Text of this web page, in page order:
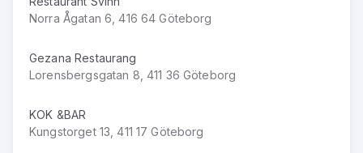
Norra Ågatan 6, 416 64 Göteborg
Gezana Restaurang
Lorensbergsgatan 8, 411 36 Göteborg
KOK &BAR
Kungstorget 13, 411 17 Göteborg